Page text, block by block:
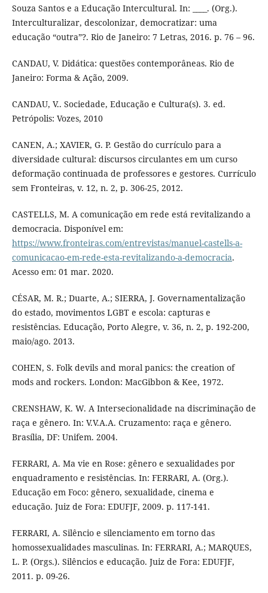
Souza Santos e a Educação Intercultural. In: ____. (Org.).
Interculturalizar, descolonizar, democratizar: uma
educação “outra”?. Rio de Janeiro: 7 Letras, 2016. p. 76 – 96.
CANDAU, V. Didática: questões contemporâneas. Rio de
Janeiro: Forma & Ação, 2009.
CANDAU, V.. Sociedade, Educação e Cultura(s). 3. ed.
Petrópolis: Vozes, 2010
CANEN, A.; XAVIER, G. P. Gestão do currículo para a
diversidade cultural: discursos circulantes em um curso
deformação continuada de professores e gestores. Currículo
sem Fronteiras, v. 12, n. 2, p. 306-25, 2012.
CASTELLS, M. A comunicação em rede está revitalizando a
democracia. Disponível em:
https://www.fronteiras.com/entrevistas/manuel-castells-a-
comunicacao-em-rede-esta-revitalizando-a-democracia.
Acesso em: 01 mar. 2020.
CÉSAR, M. R.; Duarte, A.; SIERRA, J. Governamentalização
do estado, movimentos LGBT e escola: capturas e
resistências. Educação, Porto Alegre, v. 36, n. 2, p. 192-200,
maio/ago. 2013.
COHEN, S. Folk devils and moral panics: the creation of
mods and rockers. London: MacGibbon & Kee, 1972.
CRENSHAW, K. W. A Intersecionalidade na discriminação de
raça e gênero. In: V.V.A.A. Cruzamento: raça e gênero.
Brasília, DF: Unifem. 2004.
FERRARI, A. Ma vie en Rose: gênero e sexualidades por
enquadramento e resistências. In: FERRARI, A. (Org.).
Educação em Foco: gênero, sexualidade, cinema e
educação. Juiz de Fora: EDUFJF, 2009. p. 117-141.
FERRARI, A. Silêncio e silenciamento em torno das
homossexualidades masculinas. In: FERRARI, A.; MARQUES,
L. P. (Orgs.). Silêncios e educação. Juiz de Fora: EDUFJF,
2011. p. 09-26.